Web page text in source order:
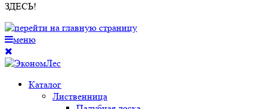
ЗДЕСЬ!
меню
Каталог
Лиственница